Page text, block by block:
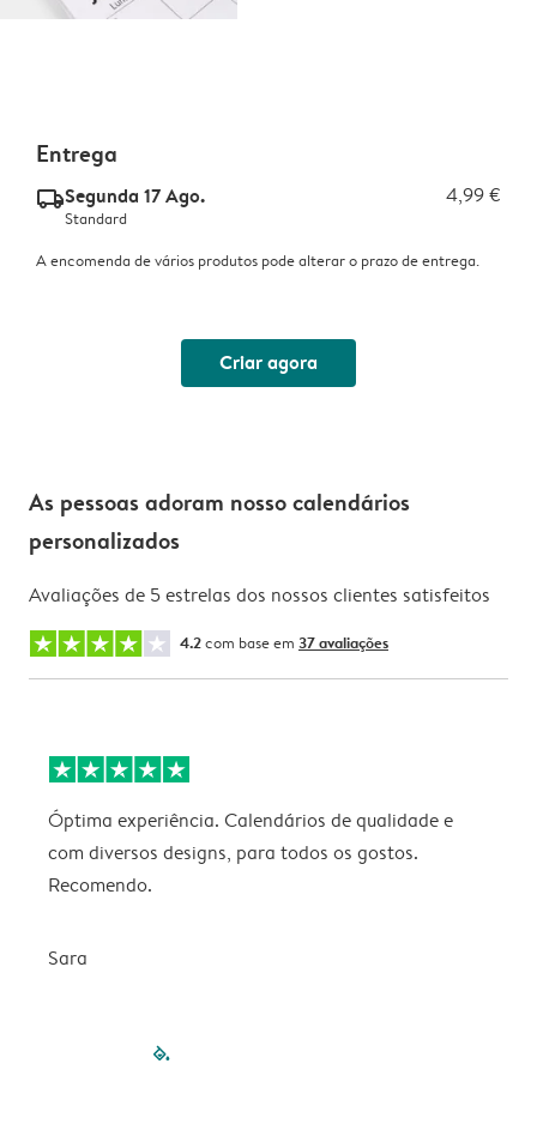
Entrega
delivery_standard_v2Segunda 17 Ago. 4,99 €
Standard
A encomenda de vários produtos pode alterar o prazo de entrega.
Criar agora
As pessoas adoram nosso calendários
personalizados
Avaliações de 5 estrelas dos nossos clientes satisfeitos
4.2com base em 37 avaliações
Óptima experiência. Calendários de qualidade e
com diversos designs, para todos os gostos.
Recomendo.
Sara
filled-pagination